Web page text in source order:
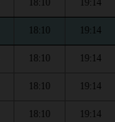
18:10 19:14
18:10 19:14
18:10 19:14
18:10 19:14
18:10 19:14